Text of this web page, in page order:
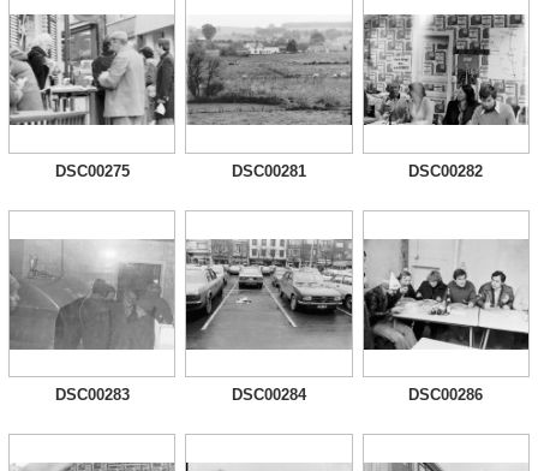
DSC00275 DSC00281 DSC00282
DSC00283 DSC00284 DSC00286